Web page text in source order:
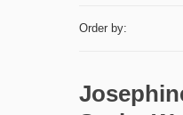
Order by: